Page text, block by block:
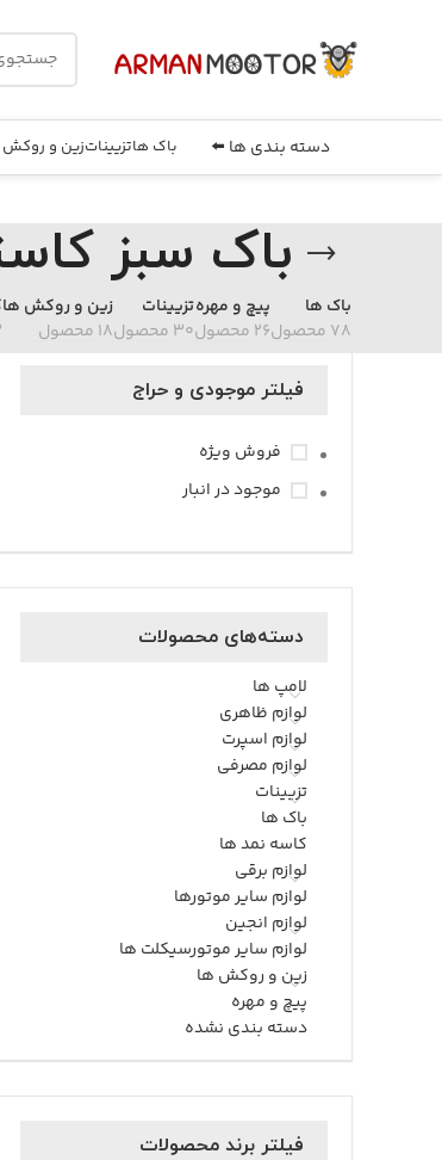
دسته بندی ها ⬅️ باک هاتزییناتزین و روکش
باک سبز
باک ها
78 محصول
پیچ و مهره
26 محصول
تزیینات
30 محصول
زین و روکش ها
18 محصول
فیلتر موجودی و حراج
فروش ویژه
موجود در انبار
دسته‌های محصولات
لامپ ها
لوازم ظاهری
لوازم اسپرت
لوازم مصرفی
تزیینات
باک ها
کاسه نمد ها
لوازم برقی
لوازم سایر موتورها
لوازم انجین
لوازم سایر موتورسیکلت ها
زین و روکش ها
پیچ و مهره
دسته بندی نشده
فیلتر برند محصولات